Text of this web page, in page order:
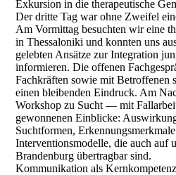
Exkursion in die therapeutische
Der dritte Tag war ohne Zweifel
Am Vormittag besuchten wir eine
in Thessaloniki und konnten uns
gelebten Ansätze zur Integration
informieren. Die offenen
Fachkräften sowie mit Betroffenen
einen bleibenden Eindruck. Am
Workshop zu Sucht — mit
gewonnenen Einblicke:
Suchtformen,
Interventionsmodelle, die auch auf
Brandenburg übertragbar sind.
Kommunikation als Kernkompetenz